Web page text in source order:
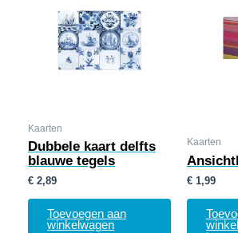
Kaarten
Dubbele kaart delfts
blauwe tegels
€ 2,89
Toevoegen aan
winkelwagen
Kaarten
€ 1,99